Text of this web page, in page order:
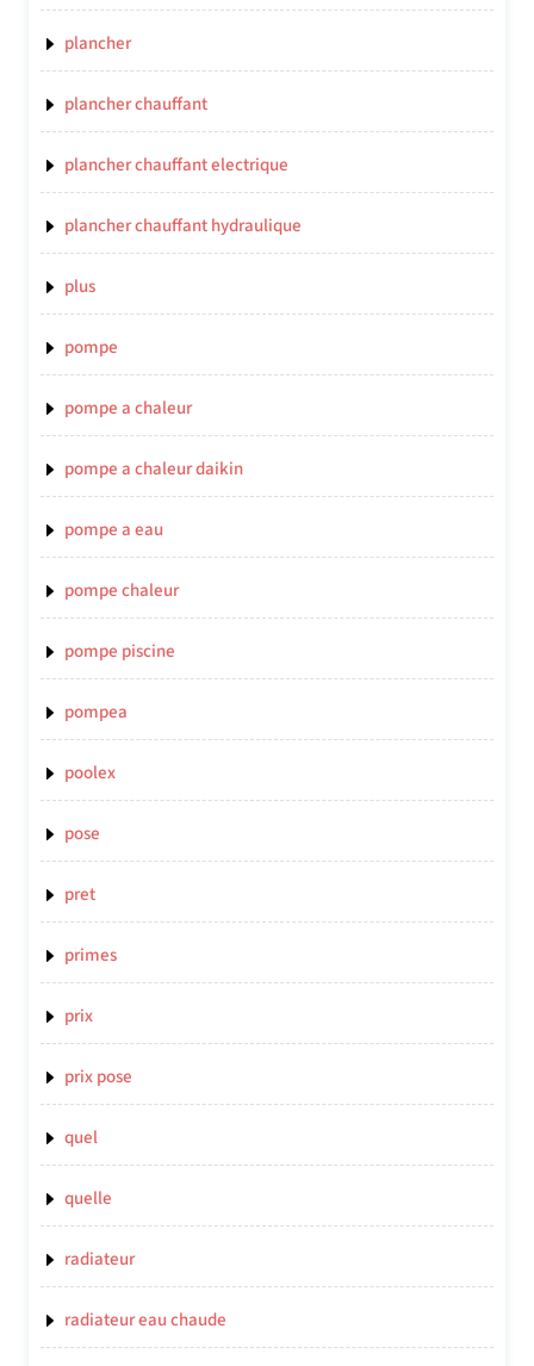
plancher
plancher chauffant
plancher chauffant electrique
plancher chauffant hydraulique
plus
pompe
pompe a chaleur
pompe a chaleur daikin
pompe a eau
pompe chaleur
pompe piscine
pompea
poolex
pose
pret
primes
prix
prix pose
quel
quelle
radiateur
radiateur eau chaude